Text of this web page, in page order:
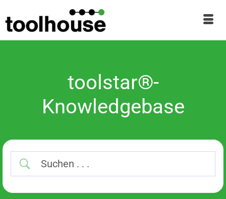
toolstar®-
Knowledgebase